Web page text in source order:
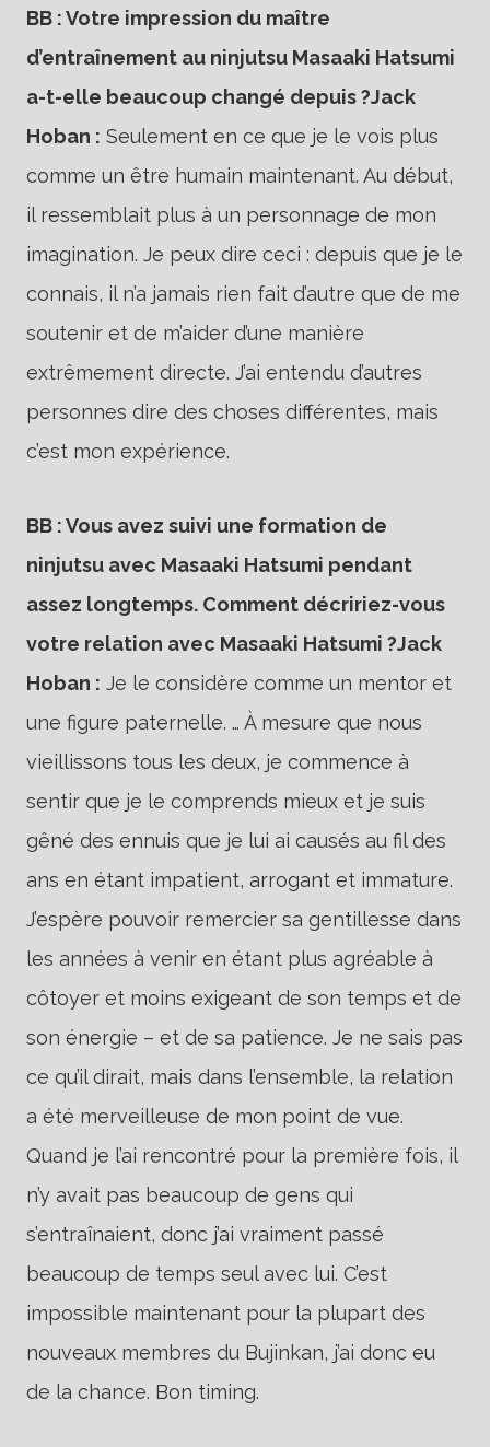
BB : Votre impression du maître
d’entraînement au ninjutsu Masaaki Hatsumi
a-t-elle beaucoup changé depuis ?Jack
Hoban : Seulement en ce que je le vois plus
comme un être humain maintenant. Au début,
il ressemblait plus à un personnage de mon
imagination. Je peux dire ceci : depuis que je le
connais, il n’a jamais rien fait d’autre que de me
soutenir et de m’aider d’une manière
extrêmement directe. J’ai entendu d’autres
personnes dire des choses différentes, mais
c’est mon expérience.
BB : Vous avez suivi une formation de
ninjutsu avec Masaaki Hatsumi pendant
assez longtemps. Comment décririez-vous
votre relation avec Masaaki Hatsumi ?Jack
Hoban : Je le considère comme un mentor et
une figure paternelle. … À mesure que nous
vieillissons tous les deux, je commence à
sentir que je le comprends mieux et je suis
gêné des ennuis que je lui ai causés au fil des
ans en étant impatient, arrogant et immature.
J’espère pouvoir remercier sa gentillesse dans
les années à venir en étant plus agréable à
côtoyer et moins exigeant de son temps et de
son énergie – et de sa patience. Je ne sais pas
ce qu’il dirait, mais dans l’ensemble, la relation
a été merveilleuse de mon point de vue.
Quand je l’ai rencontré pour la première fois, il
n’y avait pas beaucoup de gens qui
s’entraînaient, donc j’ai vraiment passé
beaucoup de temps seul avec lui. C’est
impossible maintenant pour la plupart des
nouveaux membres du Bujinkan, j’ai donc eu
de la chance. Bon timing.